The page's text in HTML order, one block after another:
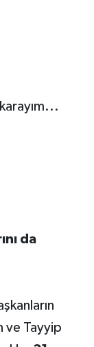
da
ve Tayyip